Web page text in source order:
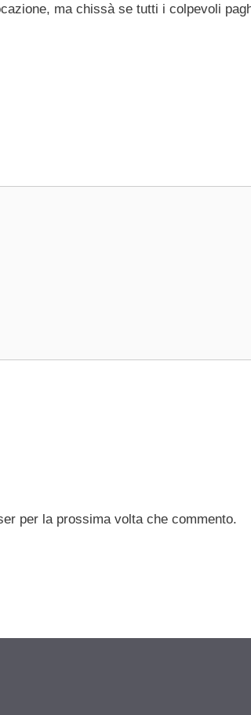
ma chissà se tutti i colpevoli
per la prossima volta che commento.